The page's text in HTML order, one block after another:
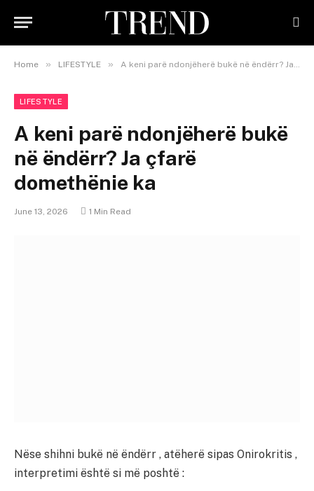
Home » LIFESTYLE » A keni parë ndonjëherë bukë në ëndërr? Ja çfarë domethënie ka
LIFESTYLE
A keni parë ndonjëherë bukë
në ëndërr? Ja çfarë
domethënie ka
June 13, 2026 1 Min Read
Nëse shihni bukë në ëndërr , atëherë sipas Onirokritis ,
interpretimi është si më poshtë :